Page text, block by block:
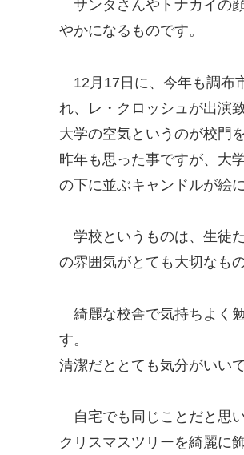
サンタさんやトナカイの
やかになるものです。
12月17日に、今年も調布
れ、レ・クロッシュが出演
大学の空気というのが校門
昨年も思った事ですが、大
の下に並ぶキャンドルが絵
学校というものは、生徒
の雰囲気がとても大切なも
綺麗な校舎で気持ちよく
す。
清潔だととても気分がいいで
自宅でも同じことだと思い
クリスマスツリーを綺麗に